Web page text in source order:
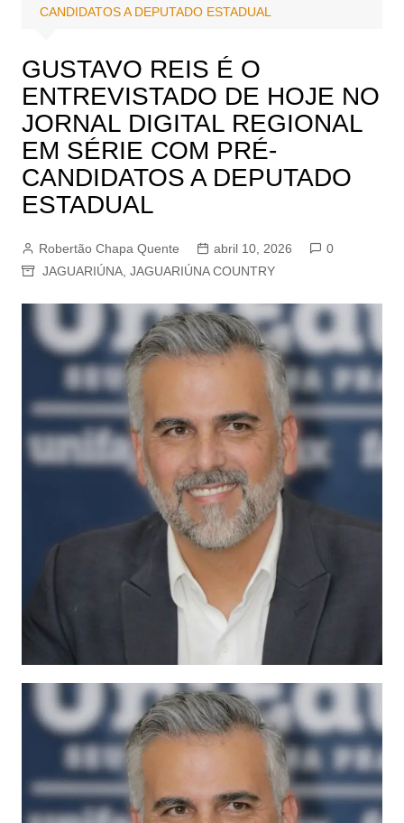
CANDIDATOS A DEPUTADO ESTADUAL
GUSTAVO REIS É O
ENTREVISTADO DE HOJE NO
JORNAL DIGITAL REGIONAL
EM SÉRIE COM PRÉ-
CANDIDATOS A DEPUTADO
ESTADUAL
Robertão Chapa Quente abril 10, 2026
0
JAGUARIÚNA, JAGUARIÚNA COUNTRY